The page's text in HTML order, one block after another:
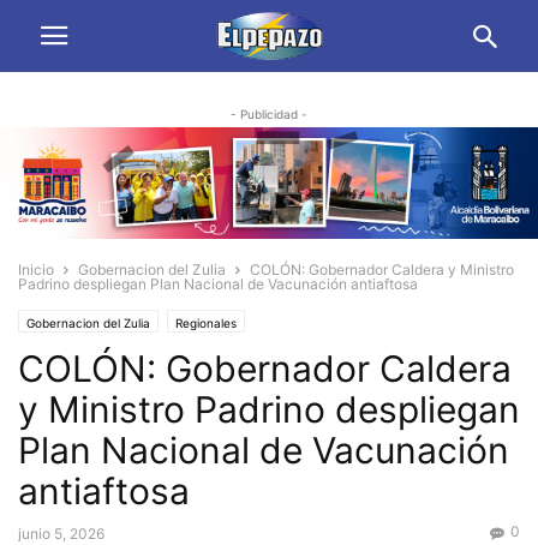
- Publicidad -
Inicio Gobernacion del Zulia
COLÓN: Gobernador Caldera y Ministro
Padrino despliegan Plan Nacional de Vacunación antiaftosa
Gobernacion del Zulia Regionales
COLÓN: Gobernador Caldera
y Ministro Padrino despliegan
Plan Nacional de Vacunación
antiaftosa
junio 5, 2026 0